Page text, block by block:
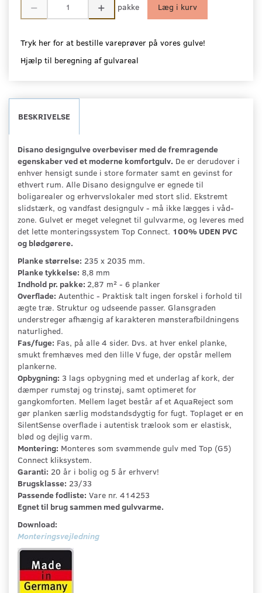
pakke Læg i kurv
Tryk her for at bestille vareprøver på vores gulve!
Hjælp til beregning af gulvareal
BESKRIVELSE
Disano designgulve overbeviser med de fremragende
egenskaber ved et moderne komfortgulv. De er derudover i
enhver hensigt sunde i store formater samt en gevinst for
ethvert rum. Alle Disano designgulve er egnede til
boligarealer og erhvervslokaler med stort slid. Ekstremt
slidstærk, og vandfast designgulv - må ikke lægges i våd-
zone. Gulvet er meget velegnet til gulvvarme, og leveres med
det lette monteringssystem Top Connect. 100% UDEN PVC
og blødgørere.
Planke størrelse: 235 x 2035 mm.
Planke tykkelse: 8,8 mm
Indhold pr. pakke: 2,87 m² - 6 planker
Overflade: Autenthic - Praktisk talt ingen forskel i forhold til
ægte træ. Struktur og udseende passer. Glansgraden
understreger afhængig af karakteren mønsterafbildningens
naturlighed.
Fas/fuge: Fas, på alle 4 sider. Dvs. at hver enkel planke,
smukt fremhæves med den lille V fuge, der opstår mellem
plankerne.
Opbygning: 3 lags opbygning med et underlag af kork, der
dæmper rumstøj og trinstøj, samt optimeret for
gangkomforten. Mellem laget består af et AquaReject som
gør planken særlig modstandsdygtig for fugt. Toplaget er en
SilentSense overflade i autentisk trælook som er elastisk,
blød og dejlig varm.
Montering: Monteres som svømmende gulv med Top (G5)
Connect kliksystem.
Garanti: 20 år i bolig og 5 år erhverv!
Brugsklasse: 23/33
Passende fodliste: Vare nr. 414253
Egnet til brug sammen med gulvvarme.
Download:
Monteringsvejledning